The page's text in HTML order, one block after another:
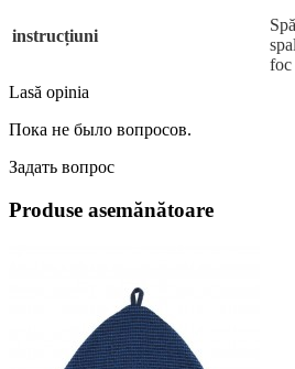
instrucțiuni
foc
Lasă opinia
Пока не было вопросов.
Задать вопрос
Produse asemănătoare